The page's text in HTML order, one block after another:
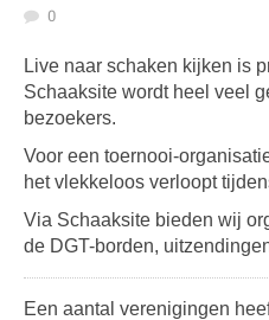
0
Live naar schaken kijken is
Schaaksite wordt heel veel
bezoekers.
Voor een toernooi-
het vlekkeloos verloopt
Via Schaaksite bieden wij
de DGT-borden,
Een aantal verenigingen